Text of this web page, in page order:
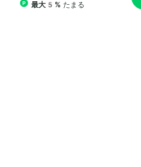
最大5% たまる